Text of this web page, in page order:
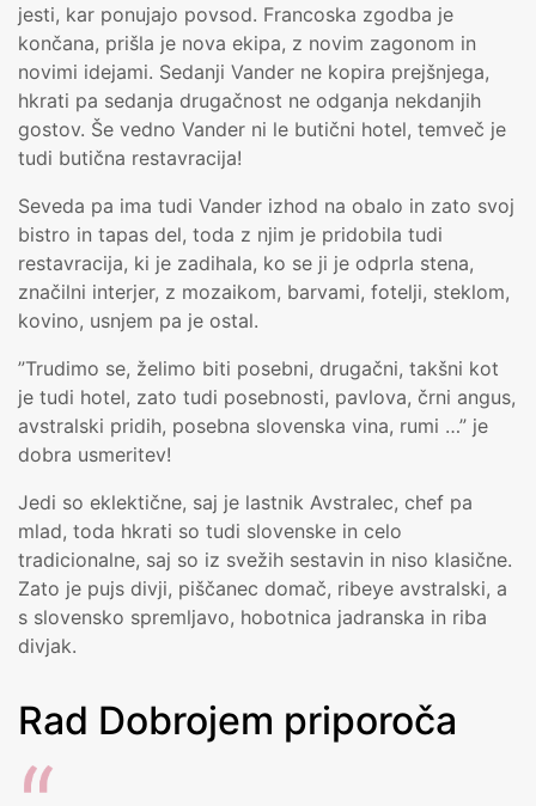
jesti, kar ponujajo povsod. Francoska zgodba je
končana, prišla je nova ekipa, z novim zagonom in
novimi idejami. Sedanji Vander ne kopira prejšnjega,
hkrati pa sedanja drugačnost ne odganja nekdanjih
gostov. Še vedno Vander ni le butični hotel, temveč je
tudi butična restavracija!
Seveda pa ima tudi Vander izhod na obalo in zato svoj
bistro in tapas del, toda z njim je pridobila tudi
restavracija, ki je zadihala, ko se ji je odprla stena,
značilni interjer, z mozaikom, barvami, fotelji, steklom,
kovino, usnjem pa je ostal.
”Trudimo se, želimo biti posebni, drugačni, takšni kot
je tudi hotel, zato tudi posebnosti, pavlova, črni angus,
avstralski pridih, posebna slovenska vina, rumi …” je
dobra usmeritev!
Jedi so eklektične, saj je lastnik Avstralec, chef pa
mlad, toda hkrati so tudi slovenske in celo
tradicionalne, saj so iz svežih sestavin in niso klasične.
Zato je pujs divji, piščanec domač, ribeye avstralski, a
s slovensko spremljavo, hobotnica jadranska in riba
divjak.
Rad Dobrojem priporoča